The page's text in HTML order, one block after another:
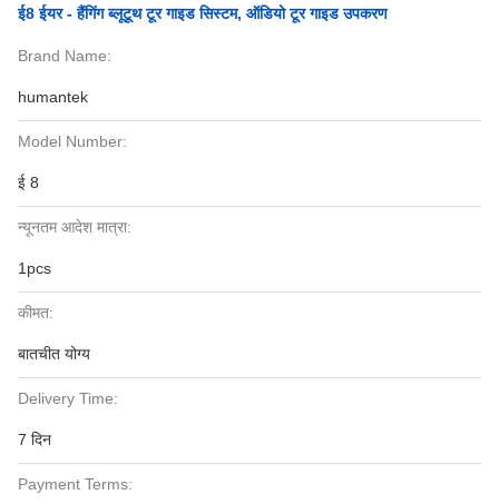
ई8 ईयर - हैंगिंग ब्लूटूथ टूर गाइड सिस्टम, ऑडियो टूर गाइड उपकरण
Brand Name:
humantek
Model Number:
ई 8
न्यूनतम आदेश मात्रा:
1pcs
कीमत:
बातचीत योग्य
Delivery Time:
7 दिन
Payment Terms: